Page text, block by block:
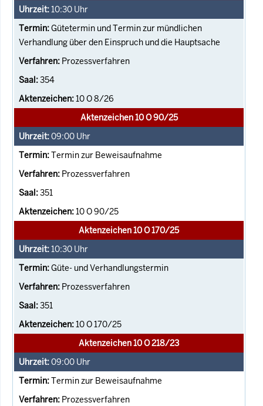
10:30 Uhr
Gütetermin und Termin zur mündlichen
Verhandlung über den Einspruch und die Hauptsache
Prozessverfahren
354
10 O 8/26
Aktenzeichen 10 O 90/25
09:00 Uhr
Termin zur Beweisaufnahme
Prozessverfahren
351
10 O 90/25
Aktenzeichen 10 O 170/25
10:30 Uhr
Güte- und Verhandlungstermin
Prozessverfahren
351
10 O 170/25
Aktenzeichen 10 O 218/23
09:00 Uhr
Termin zur Beweisaufnahme
Prozessverfahren